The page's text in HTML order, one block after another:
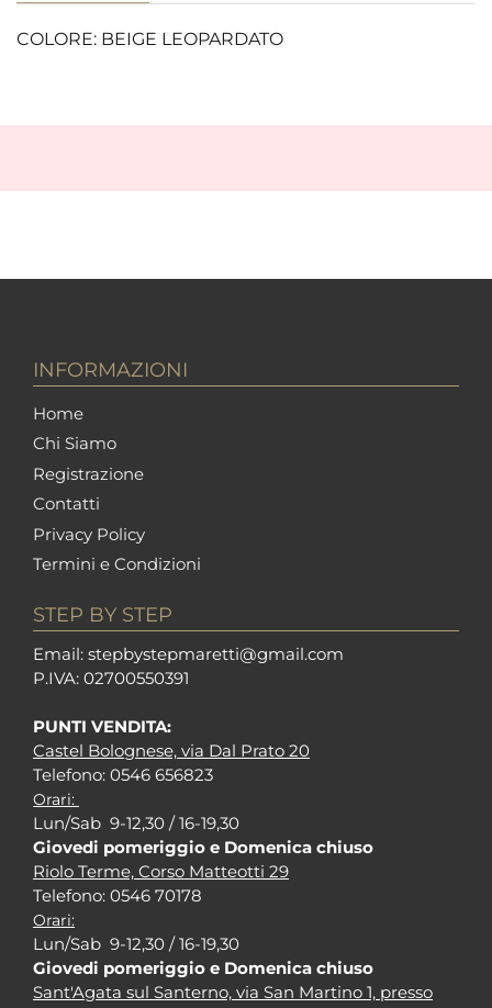
COLORE: BEIGE LEOPARDATO
INFORMAZIONI
Home
Chi Siamo
Registrazione
Contatti
Privacy Policy
Termini e Condizioni
STEP BY STEP
Email: stepbystepmaretti@gmail.com
P.IVA: 02700550391
PUNTI VENDITA:
Castel Bolognese, via Dal Prato 20
Telefono: 0546 656823
Orari:
Lun/Sab 9-12,30 / 16-19,30
Giovedi pomeriggio e Domenica chiuso
Riolo Terme, Corso Matteotti 29
Telefono: 0546 70178
Orari:
Lun/Sab 9-12,30 / 16-19,30
Giovedi pomeriggio e Domenica chiuso
Sant'Agata sul Santerno, via San Martino 1, presso